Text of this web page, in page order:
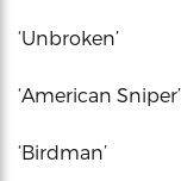
‘Unbroken’
‘American Sniper’
‘Birdman’